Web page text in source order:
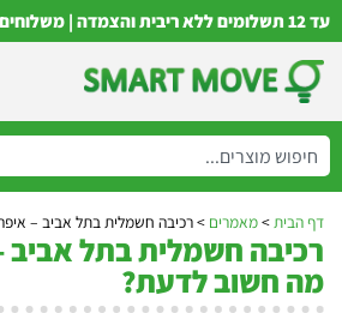
עד 12 תשלומים ללא ריבית והצמדה | משלוחים לכל הארץ
דף הבית >מאמרים >רכיבה חשמלית בתל אביב –
רכיבה חשמלית בתל אביב
מה חשוב לדעת?